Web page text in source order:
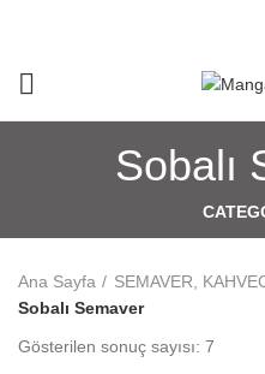
Sobalı
Ana Sayfa
SEMAVER,
Sobalı Semaver
Gösterilen sonuç sayısı: 7